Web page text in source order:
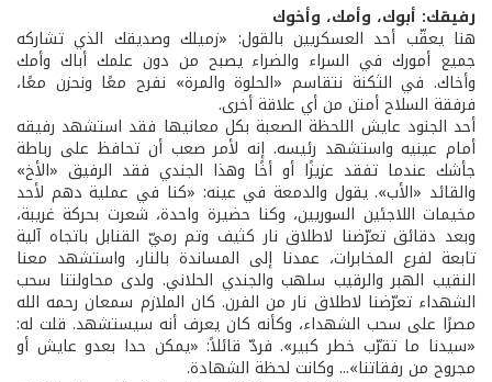
رفيقك: أبوك، وأمك، وأخوك
هنا يعقّب أحد العسكريين بالقول: «زميلك وصديقك الذي تشاركه
جميع أمورك في السراء والضراء يصبح من دون علمك أباك وأمك
وأخاك. في الثكنة نتقاسم «الحلوة والمرة» نفرح معًا ونحزن معًا،
فرفقة السلاح أمتن من أي علاقة أخرى.
أحد الجنود عايش اللحظة الصعبة بكل معانيها فقد استشهد رفيقه
أمام عينيه واستشهد رئيسه. إنه لأمر صعب أن تحافظ على رباطة
جأشك عندما تفقد عزيزًا أو أخًا وهذا الجندي فقد الرفيق «الأخ»
والقائد «الأب». يقول والدمعة في عينه: «كنا في عملية دهم لأحد
مخيمات اللاجئين السوريين، وكنا حضيرة واحدة، شعرت بحركة غريبة،
وبعد دقائق تعرّضنا لاطلاق نار كثيف وتم رميّ القنابل باتجاه آلية
تابعة لفرع المخابرات، عمدنا إلى المساندة بالنار، واستشهد معنا
النقيب الهبر والرقيب سلهب والجندي الحلاني. ولدى محاولتنا سحب
الشهداء تعرّضنا لاطلاق نار من الفرن. كان الملازم سمعان رحمه الله
مصرًا على سحب الشهداء، وكأنه كان يعرف أنه سيستشهد. قلت له:
«سيدنا ما تقرّب خطر كبير». فردّ قائلاً: «يمكن حدا بعدو عايش أو
مجروح من رفقاتنا»... وكانت لحظة الشهادة.